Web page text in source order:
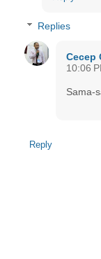
Replies
Cecep
10:06
Sama-
Reply